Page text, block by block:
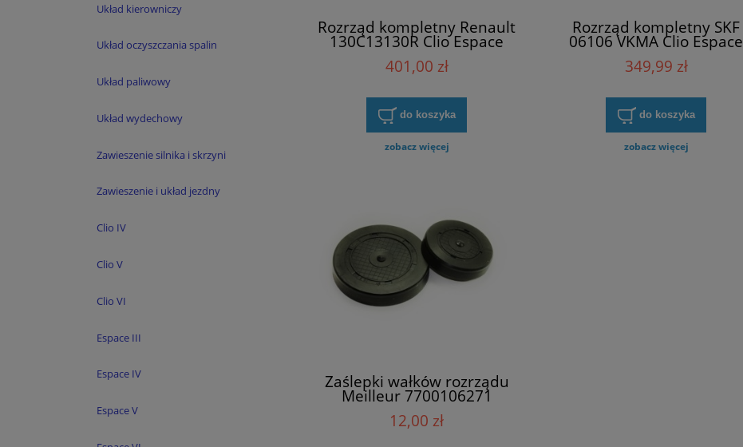
Układ kierowniczy
Układ oczyszczania spalin
Układ paliwowy
Układ wydechowy
Zawieszenie silnika i skrzyni
Zawieszenie i układ jezdny
Clio IV
Clio V
Clio VI
Espace III
Espace IV
Espace V
Rozrząd kompletny Renault
130C13130R Clio Espace
Laguna Megane Megane
Scenic Vel Satis
401,00 zł
do koszyka
zobacz więcej
Rozrząd kompletny SKF
06106 VKMA Clio Espace
Laguna Megane Megane
Scenic Vel Satis
349,99 zł
do koszyka
zobacz więcej
Zaślepki wałków rozrządu
Meilleur 7700106271
12,00 zł